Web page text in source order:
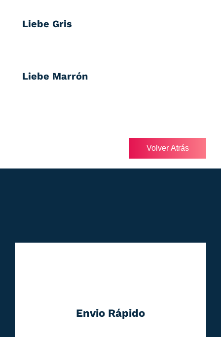
Liebe Gris
Liebe Marrón
Volver Atrás
Envio Rápido